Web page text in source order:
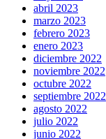
abril 2023
marzo 2023
febrero 2023
enero 2023
diciembre 2022
noviembre 2022
octubre 2022
septiembre 2022
agosto 2022
julio 2022
junio 2022